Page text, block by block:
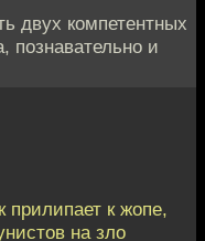
двух компетентных
познавательно и
прилипает к жопе,
на зло